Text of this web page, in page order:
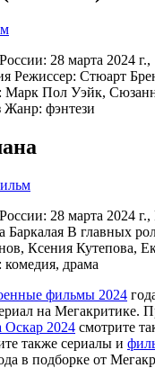
28 марта 2024 г.,
Режиссер: Стюарт
Марк Пол Уэйк,
Жанр: фэнтези
28 марта 2024 г.,
Баркалая В главных
Ксения Кутепова,
драма
фильмы 2024
на Мегакритике.
Оскар 2024 смотрите
также сериалы и
в подборке от